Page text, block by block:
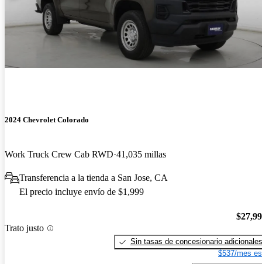
2024 Chevrolet Colorado
Work Truck Crew Cab RWD 41,035 millas
Transferencia a la tienda a San Jose, CA
El precio incluye envío de $1,999
Trato justo
Sin tasas de concesionario adicionales
$537/mes